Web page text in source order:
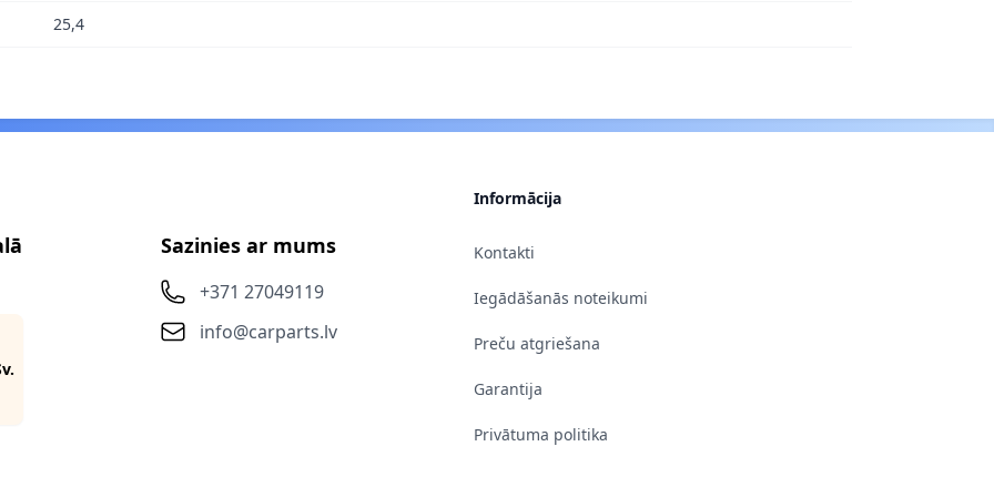
25,4
Sazinies ar mums
+371 27049119
info@carparts.lv
Informācija
Kontakti
Iegādāšanās noteikumi
Preču atgriešana
Garantija
Privātuma politika